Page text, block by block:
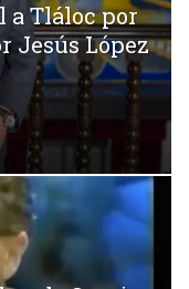
a Tláloc por
Jesús López